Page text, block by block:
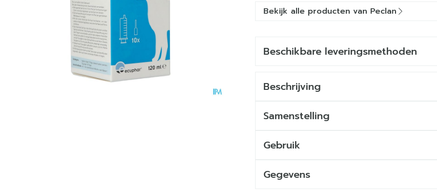
Bekijk alle producten van Peclan
Beschikbare leveringsmethoden
Beschrijving
Samenstelling
Gebruik
Gegevens